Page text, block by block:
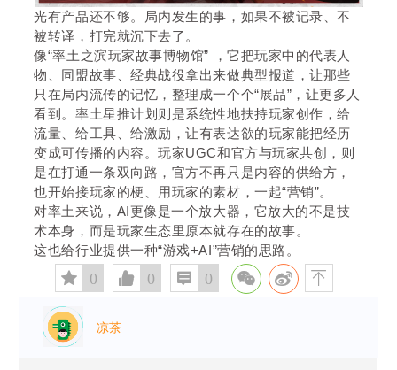
光有产品还不够。局内发生的事，如果不被记录、不
被转译，打完就沉下去了。
像“率土之滨玩家故事博物馆” ，它把玩家中的代表人
物、同盟故事、经典战役拿出来做典型报道，让那些
只在局内流传的记忆，整理成一个个“展品”，让更多人
看到。率土星推计划则是系统性地扶持玩家创作，给
流量、给工具、给激励，让有表达欲的玩家能把经历
变成可传播的内容。玩家UGC和官方与玩家共创，则
是在打通一条双向路，官方不再只是内容的供给方，
也开始接玩家的梗、用玩家的素材，一起“营销”。
对率土来说，AI更像是一个放大器，它放大的不是技
术本身，而是玩家生态里原本就存在的故事。
这也给行业提供一种“游戏+AI”营销的思路。
󰅄 0  0  0 
凉茶